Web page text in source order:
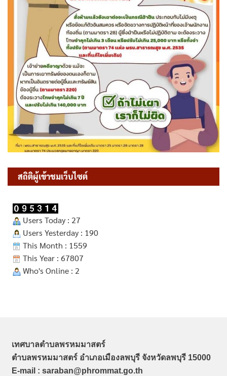
สถิติผู้เข้าชมเว็บไซต์
Users Today : 27
Users Yesterday : 190
This Month : 1559
This Year : 67807
Who's Online : 2
เทศบาลตำบลพรหมมาสตร์
ตำบลพรหมมาสตร์ อำเภอเมืองลพบุรี จังหวัดลพบุรี 15000
E-mail : saraban@phrommat.go.th